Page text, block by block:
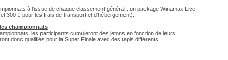
à l’issue de chaque classement général : un package Winamax Live
et 300 € pour les frais de transport et d’hébergement).
championnats
les participants cumuleront des jetons en fonction de leurs
donc qualifiés pour la Super Finale avec des tapis différents.